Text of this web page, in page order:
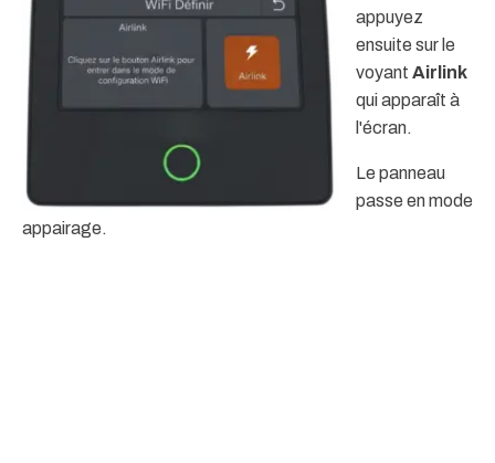
appuyez
ensuite sur le
voyant Airlink
qui apparaît à
l'écran.
Le panneau
passe en mode
appairage.